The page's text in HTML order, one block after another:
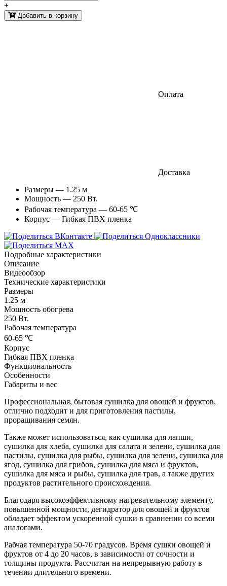
+
Добавить в корзину
Оплата
Доставка
Размеры — 1.25 м
Мощность — 250 Вт.
Рабочая температура — 60-65 ℃
Корпус — Гибкая ПВХ пленка
Подробные характеристики
Описание
Видеообзор
Технические характеристики
Размеры
1.25 м
Мощность обогрева
250 Вт.
Рабочая температура
60-65 ℃
Корпус
Гибкая ПВХ пленка
Функциональность
Особенности
Габариты и вес
Профессиональная, бытовая сушилка для овощей и фруктов,
отлично подходит и для приготовления пастилы,
проращивания семян.
Также может использоваться, как сушилка для лапши,
сушилка для хлеба, сушилка для салата и зелени, сушилка для
пастилы, сушилка для рыбы, сушилка для зелени, сушилка для
ягод, сушилка для грибов, сушилка для мяса и фруктов,
сушилка для мяса и рыбы, сушилка для трав, а также других
продуктов растительного происхождения.
Благодаря высокоэффективному нагревательному элементу,
повышенной мощности, дегидратор для овощей и фруктов
обладает эффектом ускоренной сушки в сравнении со всеми
аналогами.
Рабчая температура 50-70 градусов. Время сушки овощей и
фруктов от 4 до 20 часов, в зависимости от сочности и
толщины продукта. Рассчитан на непрерывную работу в
течении длительного времени.